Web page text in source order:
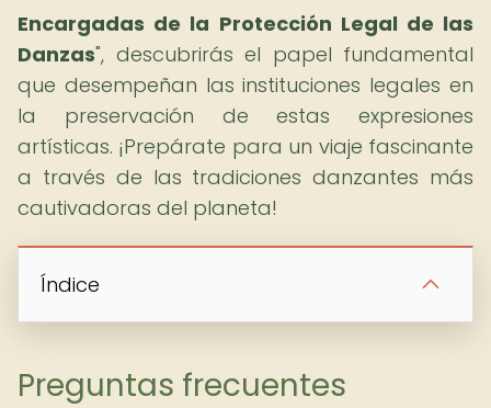
Encargadas de la Protección Legal de las
Danzas", descubrirás el papel fundamental
que desempeñan las instituciones legales en
la preservación de estas expresiones
artísticas. ¡Prepárate para un viaje fascinante
a través de las tradiciones danzantes más
cautivadoras del planeta!
Índice
Preguntas frecuentes